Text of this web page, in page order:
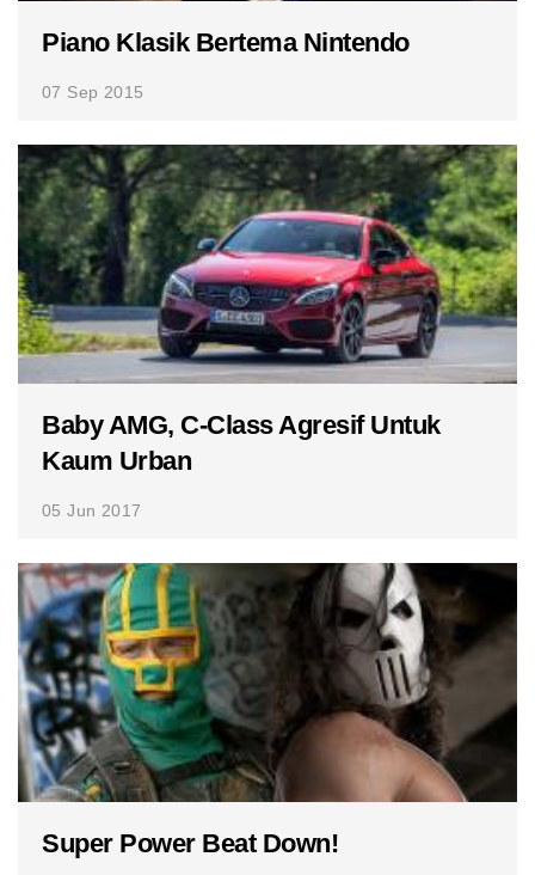
Piano Klasik Bertema Nintendo
07 Sep 2015
Baby AMG, C-Class Agresif Untuk
Kaum Urban
05 Jun 2017
Super Power Beat Down!